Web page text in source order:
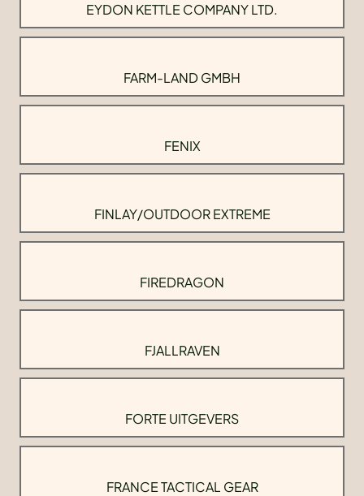
EYDON KETTLE COMPANY LTD.
FARM-LAND GMBH
FENIX
FINLAY/OUTDOOR EXTREME
FIREDRAGON
FJALLRAVEN
FORTE UITGEVERS
FRANCE TACTICAL GEAR